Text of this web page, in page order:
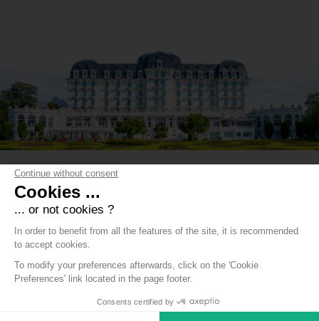
BAS PAGE EN
Continue without consent
Cookies ...
... or not cookies ?
In order to benefit from all the features of the site, it is recommended
to accept cookies.
To modify your preferences afterwards, click on the 'Cookie
Preferences' link located in the page footer.
Consents certified by